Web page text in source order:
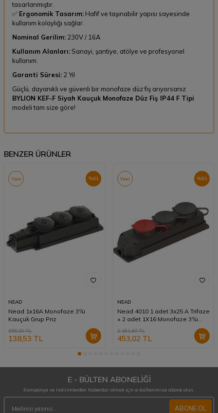
tasarlanmıştır.
✅ Ergonomik Tasarım: Hafif ve taşınabilir yapısı sayesinde
kullanım kolaylığı sağlar.
Nominal Gerilim: 230V / 16A
Kullanım Alanları: Sanayi, şantiye, atölye ve profesyonel
kullanım.
Garanti Süresi: 2 Yıl
Güçlü, dayanıklı ve güvenli bir monofaze düz fiş arıyorsanız
BYLION KEF-F Siyah Kauçuk Monofaze Düz Fiş IP44 F Tipi
modeli tam size göre!
BENZER ÜRÜNLER
%61
Yeni
NEAD
Nead 1x16A Monofaze 3'lü
Kauçuk Grup Priz
355,20TL
138,53 TL
%61
Yeni
NEAD
Nead 4010 1 adet 3x25 A Trifaze
+ 2 adet 1X16 Monofaze 3'lü
1.161,60TL
453,02 TL
E - BÜLTEN ABONELİĞİ
Kampanya ve indirimlerden haberdar olmak için e-bültenimize abone olun.
ABONE OL